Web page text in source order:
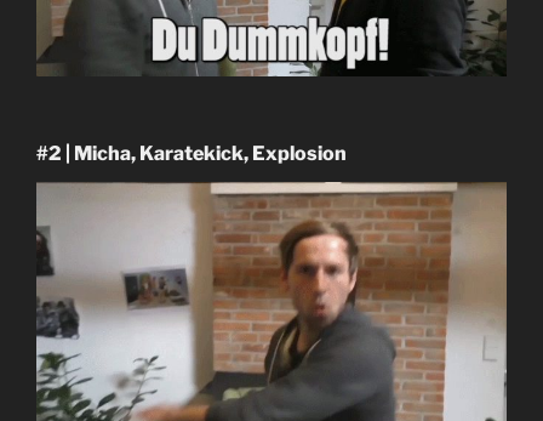
#2 | Micha, Karatekick, Explosion